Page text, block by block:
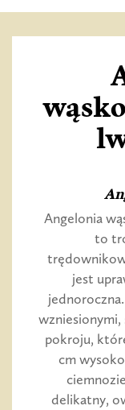
Angelonia
to
jest
pokroju,
cm
delikatny,